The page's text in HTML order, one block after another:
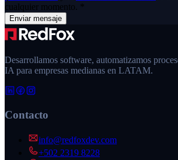
cualquier momento. *
Enviar mensaje
Desarrollamos software, automatizamos
IA para empresas medianas en LATAM.
Contacto
info@redfoxdev.com
+502 2319 8228